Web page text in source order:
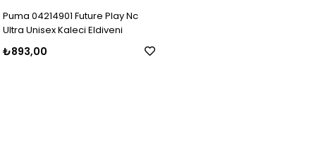
Puma 04214901 Future Play Nc
Ultra Unisex Kaleci Eldiveni
₺893,00